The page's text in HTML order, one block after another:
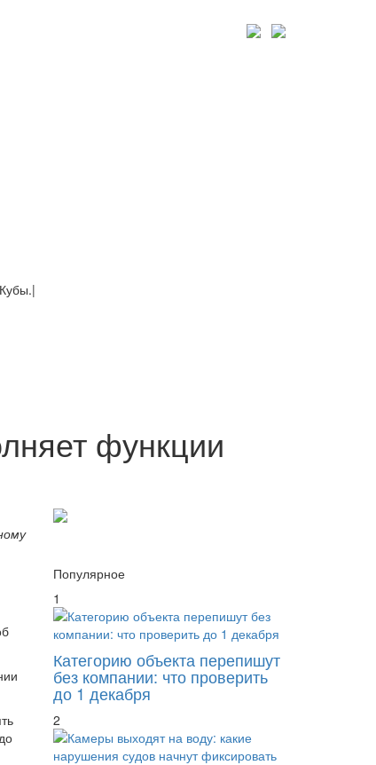
|
функции
Популярное
1
Категорию объекта перепишут
без компании: что проверить
до 1 декабря
2